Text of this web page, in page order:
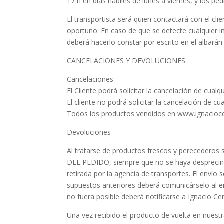
El transportista será quien contactará con el
oportuno. En caso de que se detecte
deberá hacerlo constar por escrito en el
CANCELACIONES Y DEVOLUCIONES
Cancelaciones
El Cliente podrá solicitar la cancelación de
El cliente no podrá solicitar la cancelación de
Todos los productos vendidos en
Devoluciones
Al tratarse de productos frescos y perecederos
DEL PEDIDO, siempre que no se haya
retirada por la agencia de transportes. El envío
supuestos anteriores deberá comunicárselo al
no fuera posible deberá notificarse a Ignacio
Una vez recibido el producto de vuelta en